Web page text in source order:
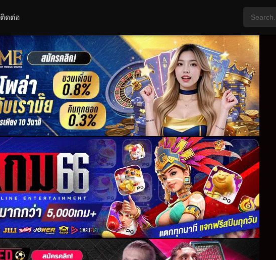
ติดต่อ